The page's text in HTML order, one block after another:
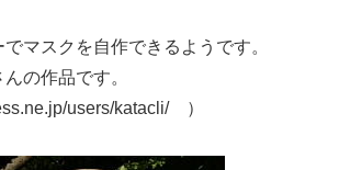
マスクを自作できるようです。
の作品です。
users/katacli/ ）